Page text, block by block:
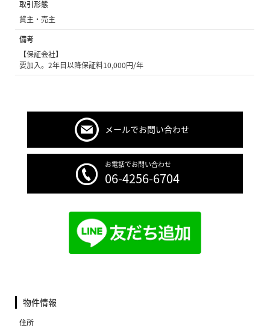
取引形態
貸主・売主
備考
【保証会社】
要加入。2年目以降保証料10,000円/年
メールでお問い合わせ
お電話でお問い合わせ
06-4256-6704
物件情報
住所